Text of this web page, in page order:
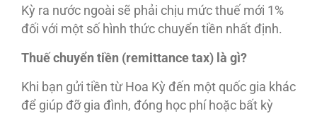
Kỳ ra nước ngoài sẽ phải chịu mức thuế mới 1%
đối với một số hình thức chuyển tiền nhất định.
Thuế chuyển tiền (remittance tax) là gì?
Khi bạn gửi tiền từ Hoa Kỳ đến một quốc gia khác
để giúp đỡ gia đình, đóng học phí hoặc bất kỳ